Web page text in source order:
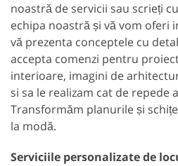
noastră de servicii sau scrieți
echipa noastră și vă vom oferi
vă prezenta conceptele cu
accepta comenzi pentru
interioare, imagini de
si sa le realizam cat de repede
Transformăm planurile și
la modă.
Serviciile personalizate de